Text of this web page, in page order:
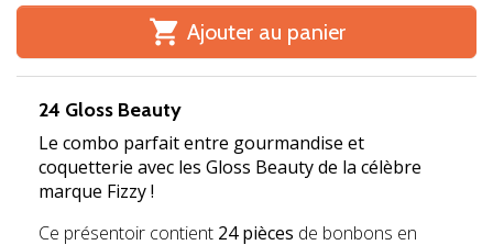
 Ajouter au panier
24 Gloss Beauty
Le combo parfait entre gourmandise et
coquetterie avec les Gloss Beauty de la célèbre
marque Fizzy !
Ce présentoir contient 24 pièces de bonbons en